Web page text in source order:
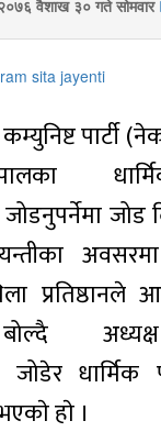
वैशाख ३० गते सोमवार
पार्टी
जोडनुपर्नेमा
बोल्दै
जोडेर धार्मिक
हाे ।